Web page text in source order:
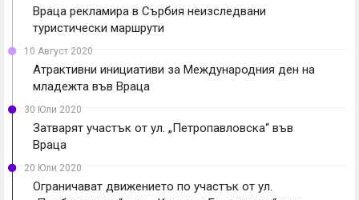
Враца рекламира в Сърбия неизследвани
туристически маршрути
10 Август 2020
Атрактивни инициативи за Международния ден на
младежта във Враца
30 Юли 2020
Затварят участък от ул. „Петропавловска“ във
Враца
20 Юли 2020
Ограничават движението по участък от ул.